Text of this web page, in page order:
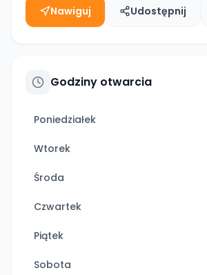
Nawiguj Udostępnij
Godziny otwarcia
Poniedziałek
Wtorek
Środa
Czwartek
Piątek
Sobota